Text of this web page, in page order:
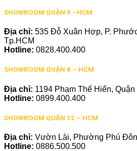
SHOWROOM QUẬN 9 –HCM
Địa chỉ: 535 Đỗ Xuân Hợp, P.
Tp.HCM
Hotline: 0828.400.400
SHOWROOM QUẬN 8 – HCM
Địa chỉ: 1194 Phạm Thế Hiển, Quận
Hotline: 0899.400.400
SHOWROOM QUẬN 12 – HCM
Địa chỉ: Vườn Lài, Phường Phú
Hotline: 0886.500.500